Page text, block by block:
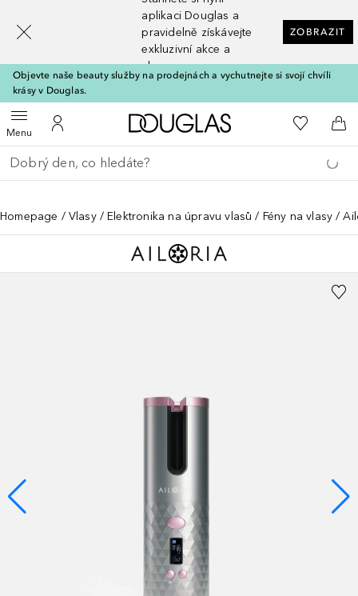
aplikaci Douglas a
pravidelně získávejte
exkluzivní akce a
slevy
ZOBRAZIT
Objevte naše beauty služby na prodejnách a vychutnejte si svojí chvíli
krásy v Douglas.
MenuOtevřít menuK mému účtu
Domů K mému
Do
Vraťte se
Proveďte vyhledávání
Homepage Vlasy Elektronika na úpravu vlasů Fény na vlasy
[navigation.slideout.screenreader]